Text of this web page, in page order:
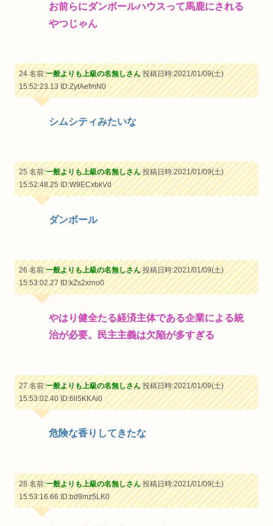
お前らにダンボールハウスって馬鹿にされる
やつじゃん
24 名前:一般よりも上級の名無しさん投稿日時:2021/01/09(土)
15:52:23.13ID:ZytAefmN0
シムシティみたいな
25 名前:一般よりも上級の名無しさん投稿日時:2021/01/09(土)
15:52:48.25ID:W9ECxbkVd
ダンボール
26 名前:一般よりも上級の名無しさん投稿日時:2021/01/09(土)
15:53:02.27ID:kZs2xrno0
やはり健全たる経済主体である企業による統
治が必要。民主主義は欠陥が多すぎる
27 名前:一般よりも上級の名無しさん投稿日時:2021/01/09(土)
15:53:02.40ID:6ll5KKAi0
危険な香りしてきたな
28 名前:一般よりも上級の名無しさん投稿日時:2021/01/09(土)
15:53:16.66ID:bd9mz5LK0